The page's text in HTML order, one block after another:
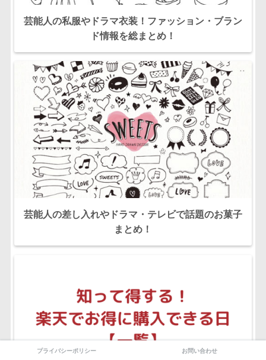
芸能人の私服やドラマ衣装！ファッション・ブラン
ド情報を総まとめ！
芸能人の差し入れやドラマ・テレビで話題のお菓子
まとめ！
プライバシーポリシー お問い合わせ